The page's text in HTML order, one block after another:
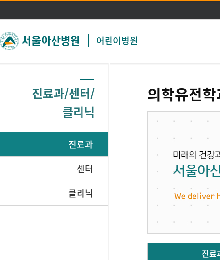
주메뉴 바로가기
본문 바로가기
어린이병원
진료과/센터/
클리닉
진료과
센터
클리닉
의학유전
진료